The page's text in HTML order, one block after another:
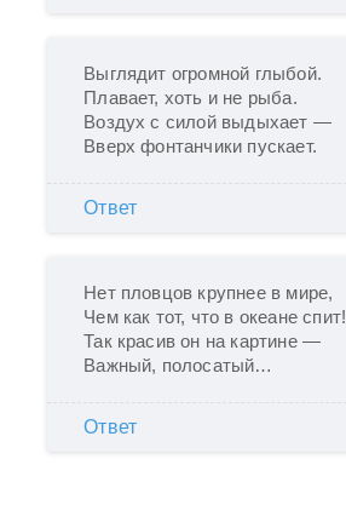
Выглядит огромной глыбой.
Плавает, хоть и не рыба.
Воздух с силой выдыхает —
Вверх фонтанчики пускает.
Ответ
Нет пловцов крупнее в мире,
Чем как тот, что в океане спит!
Так красив он на картине —
Важный, полосатый…
Ответ